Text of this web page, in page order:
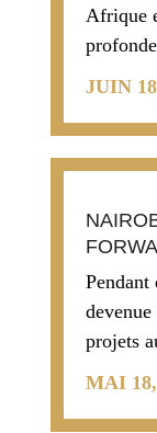
JUIN
Afrique
MAI
projets
puis avec